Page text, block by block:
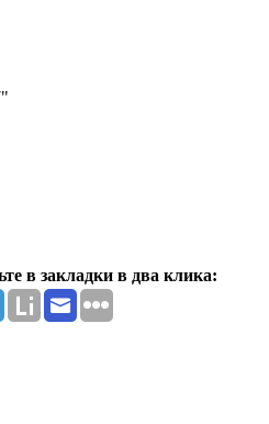
в закладки в два клика: